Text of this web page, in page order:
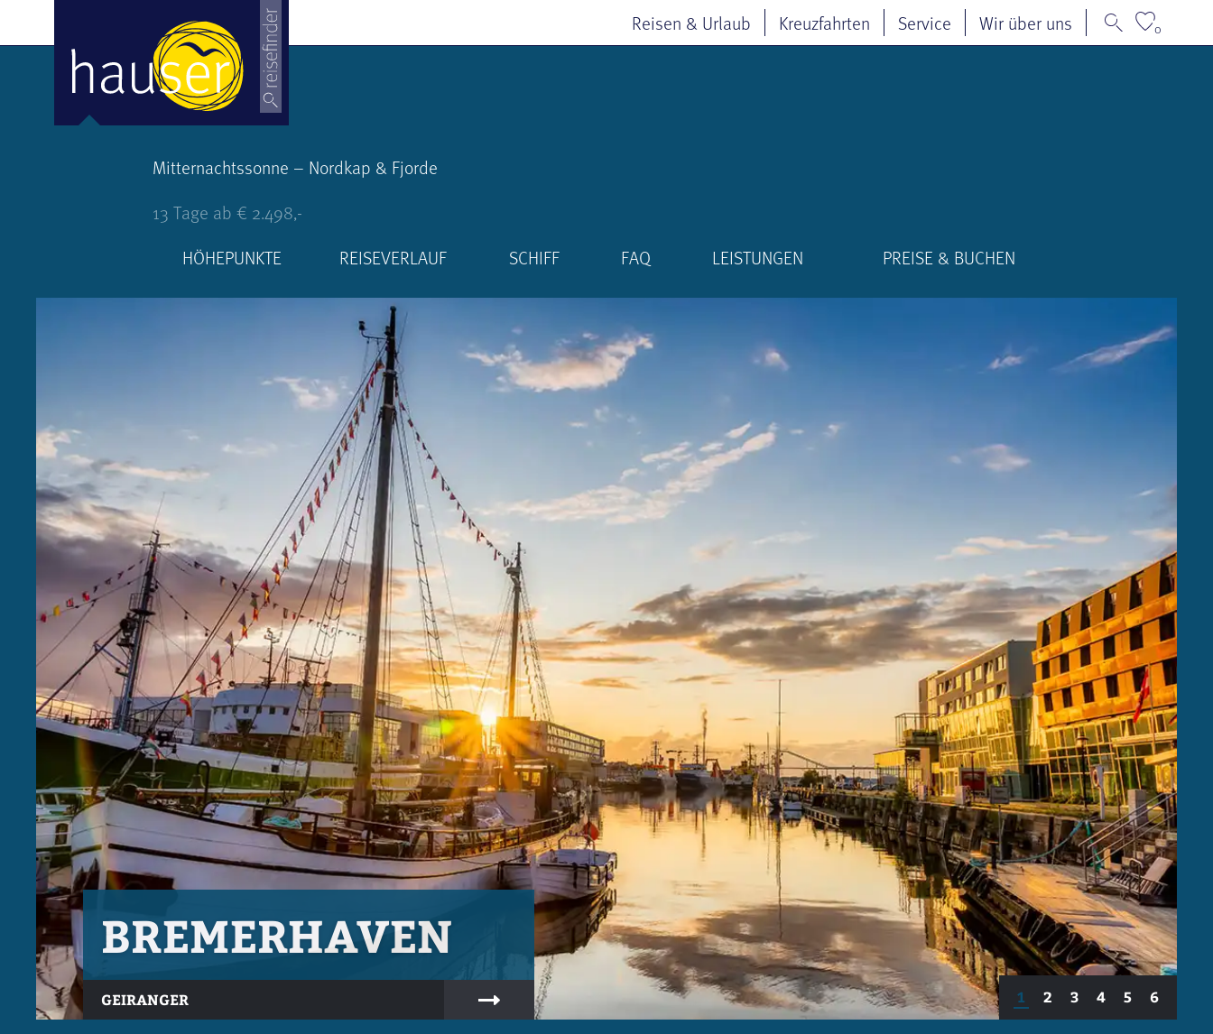
Reisen & Urlaub Kreuzfahrten Service Wir über uns 0
Mitternachtssonne – Nordkap & Fjorde
13 Tage ab € 2.498,-
HÖHEPUNKTE
REISEVERLAUF SCHIFF FAQ LEISTUNGEN PREISE & BUCHEN
BREMERHAVEN
GEIRANGER 1 2 3 4 5 6